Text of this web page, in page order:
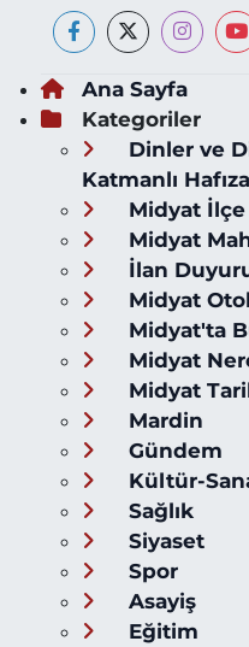
Ana Sayfa
Kategoriler
Dinler ve
Katmanlı
Midyat
Midyat
İlan
Midyat
Midyat'ta
Midyat
Midyat
Mardin
Gündem
Kültür-
Sağlık
Siyaset
Spor
Asayiş
Eğitim